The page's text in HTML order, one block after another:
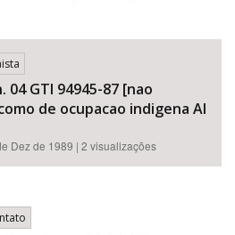
04 GTI 94945-87 [nao
de ocupacao indigena AI
Dez de 1989 | 2 visualizações